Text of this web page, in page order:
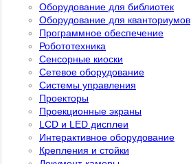
Оборудование для библиотек
Оборудование для кванториумов
Программное обеспечение
Робототехника
Сенсорные киоски
Сетевое оборудование
Системы управления
Проекторы
Проекционные экраны
LCD и LED дисплеи
Интерактивное оборудование
Крепления и стойки